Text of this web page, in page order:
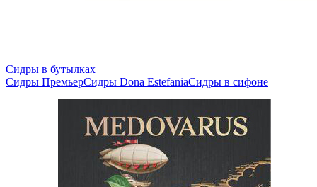
Сидры в бутылках
Сидры ПремьерСидры Dona EstefaniaСидры в сифоне